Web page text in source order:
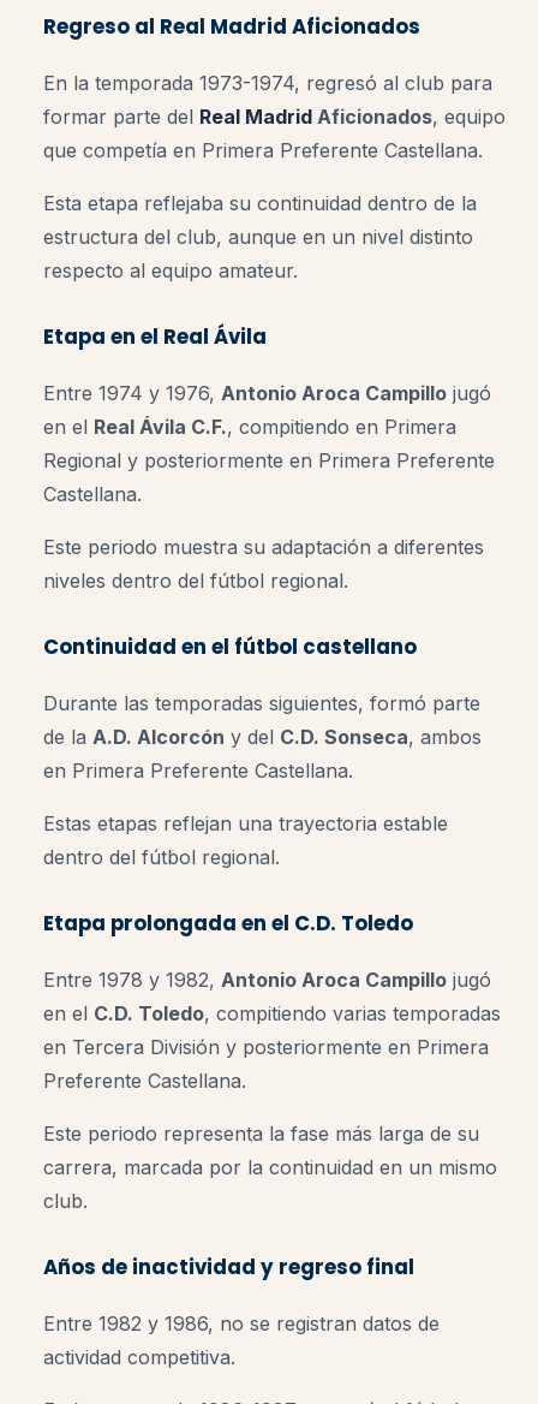
Regreso al Real Madrid Aficionados
En la temporada 1973-1974, regresó al club para
formar parte del Real Madrid Aficionados, equipo
que competía en Primera Preferente Castellana.
Esta etapa reflejaba su continuidad dentro de la
estructura del club, aunque en un nivel distinto
respecto al equipo amateur.
Etapa en el Real Ávila
Entre 1974 y 1976, Antonio Aroca Campillo jugó
en el Real Ávila C.F., compitiendo en Primera
Regional y posteriormente en Primera Preferente
Castellana.
Este periodo muestra su adaptación a diferentes
niveles dentro del fútbol regional.
Continuidad en el fútbol castellano
Durante las temporadas siguientes, formó parte
de la A.D. Alcorcón y del C.D. Sonseca, ambos
en Primera Preferente Castellana.
Estas etapas reflejan una trayectoria estable
dentro del fútbol regional.
Etapa prolongada en el C.D. Toledo
Entre 1978 y 1982, Antonio Aroca Campillo jugó
en el C.D. Toledo, compitiendo varias temporadas
en Tercera División y posteriormente en Primera
Preferente Castellana.
Este periodo representa la fase más larga de su
carrera, marcada por la continuidad en un mismo
club.
Años de inactividad y regreso final
Entre 1982 y 1986, no se registran datos de
actividad competitiva.